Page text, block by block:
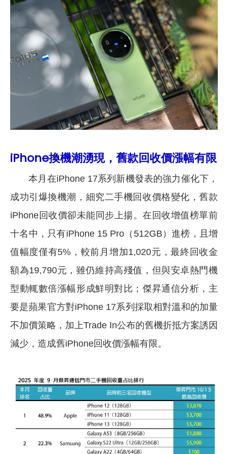
iPhone換機潮湧現，舊款回收價漲幅有限
本月在iPhone 17系列新機發表的強力催化下，
成功引爆換機潮，細究二手機回收價格變化，舊款
iPhone回收價卻未能同步上揚。在回收增值榜單前
十名中，只有iPhone 15 Pro（512GB）進榜，且增
值幅度僅有5%，較前月增加1,020元，最終回收金
額為19,790元，雖仍維持高殘值，但與安卓熱門機
型動輒數倍漲幅形成鮮明對比；傑昇通信分析，主
要是蘋果官方對iPhone 17系列採取相對溫和的加量
不加價策略，加上Trade In公布的舊機折抵方案誘因
減少，造成舊iPhone回收價漲幅有限。